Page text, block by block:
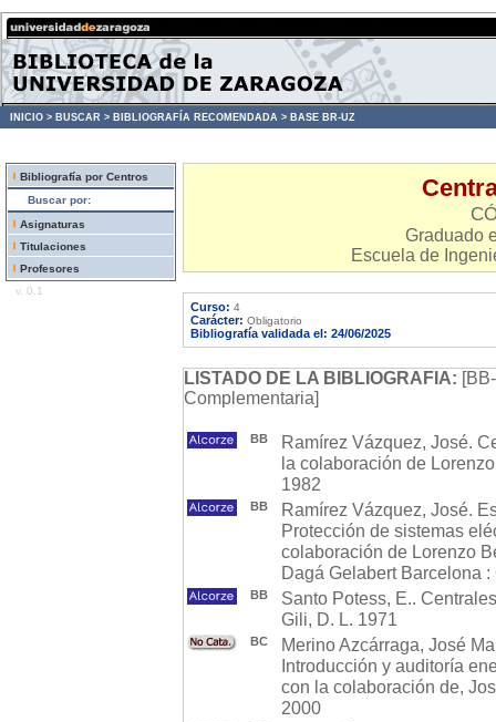
INICIO > BUSCAR > BIBLIOGRAFÍA RECOMENDADA > BASE BR-UZ
Bibliografía por Centros
Buscar por:
Asignaturas
Titulaciones
Profesores
v. 0.1
Graduado
Escuela de
Curso: 4
Carácter: Obligatorio
Bibliografía validada el: 24/06/2025
LISTADO DE LA BIBLIOGRAFIA:
Complementaria]
BB
Ramírez Vázquez, José.
la colaboración de
1982
BB
Ramírez Vázquez, José.
Protección de sistemas
colaboración de Lorenzo
Dagá Gelabert Barcelona
BB
Santo Potess, E..
Gili, D. L. 1971
BC
Merino Azcárraga, José
Introducción y auditoría
con la colaboración de,
2000